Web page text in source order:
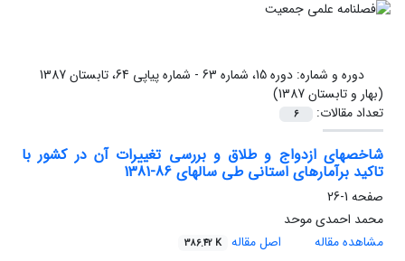
دوره و شماره:
دوره 15، شماره 63 - شماره پیاپی 64، تابستان 1387
(بهار و تابستان 1387)
تعداد مقالات:
6
شاخصهای ازدواج و طلاق و بررسی تغییرات آن در کشور با
تاکید برآمارهای استانی طی سالهای 86-1381
صفحه 1-26
محمد احمدی موحد
مشاهده مقاله
اصل مقاله 386.42 K